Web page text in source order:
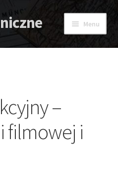
Menu
–
filmowej i